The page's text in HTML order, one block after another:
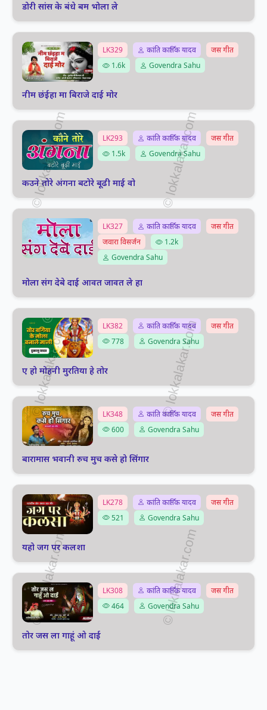
डोरी सांस के बंधे बम भोला ले
LK329 कांति कार्तिक यादव
जस गीत
1.6k
Govendra Sahu
नीम छंईहा मा बिराजे दाई मोर
LK293 कांति कार्तिक यादव
जस गीत
1.5k
Govendra Sahu
कउने तोरे अंगना बटोरे बूढी माई वो
LK327 कांति कार्तिक यादव
जस गीत
जवारा विसर्जन
1.2k
Govendra Sahu
मोला संग देबे दाई आवत जावत ले हा
LK382 कांति कार्तिक यादव
जस गीत
778
Govendra Sahu
ए हो मोहनी मुरतिया हे तोर
LK348 कांति कार्तिक यादव
जस गीत
600
Govendra Sahu
बारामास भवानी रुच मुच कसे हो सिंगार
LK278 कांति कार्तिक यादव
जस गीत
521
Govendra Sahu
यहो जग पर कलशा
LK308 कांति कार्तिक यादव
जस गीत
464
Govendra Sahu
तोर जस ला गाहूं ओ दाई